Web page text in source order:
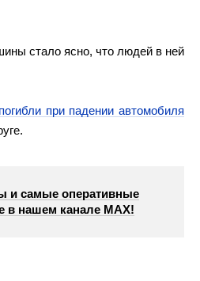
стало ясно, что людей в ней
погибли при падении автомобиля
и самые оперативные
в нашем канале МАХ!